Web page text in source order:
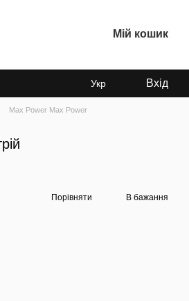
Мій кошик
Укр Вхід
Max Power Max Power
Порівняти В бажання